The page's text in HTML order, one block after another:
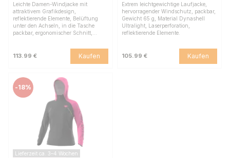
Leichte Damen-Windjacke mit
attraktivem Grafikdesign,
reflektierende Elemente, Belüftung
unter den Achseln, in die Tasche
packbar, ergonomischer Schnitt,…
113.99 € Kaufen
Extrem leichtgewichtige Laufjacke,
hervorragender Windschutz, packbar,
Gewicht 65 g, Material Dynashell
Ultralight, Laserperforation,
reflektierende Elemente.
105.99 € Kaufen
-18%
Lieferzeit ca. 3–4 Wochen